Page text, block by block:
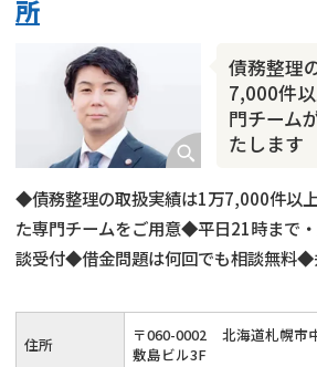
債務整理
7,000件
門チーム
たします
所
◆債務整理の取扱実績は1万7,000件以
た専門チームをご用意◆平日21時まで
談受付◆借金問題は何回でも相談無料◆
も可能◆札幌市営地下鉄「さっぽろ駅
4分
住所 〒060-0002
北海道札幌市
敷島ビル3F